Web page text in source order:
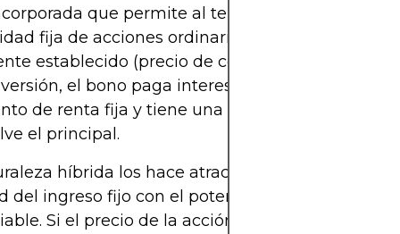
que permite al tenedor convertir la
fija de acciones ordinarias, generalmente a
establecido (precio de conversión). Hasta el
el bono paga intereses como cualquier
de renta fija y tiene una fecha de
el principal.
híbrida los hace atractivos, ya que
del ingreso fijo con el potencial de crecimiento
Si el precio de la acción del emisor supera